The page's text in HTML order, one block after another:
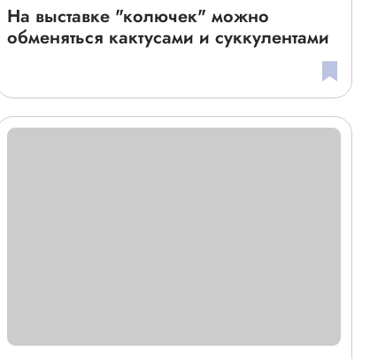
На выставке "колючек" можно
обменяться кактусами и суккулентами